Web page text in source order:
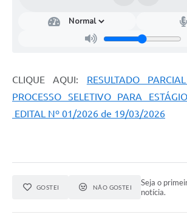
CLIQUE AQUI: RESULTADO
PROCESSO SELETIVO PARA
EDITAL Nº 01/2026 de 19/03/2026
GOSTEI NÃO GOSTEI
Seja o
notícia.